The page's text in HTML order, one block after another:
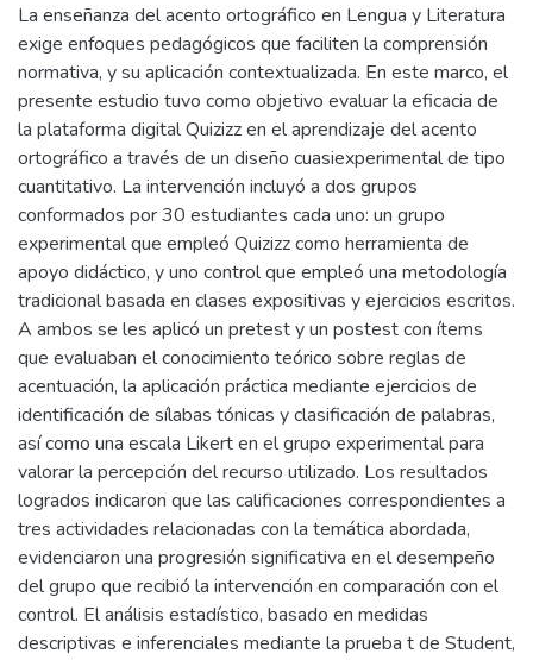
La enseñanza del acento ortográfico en Lengua y Literatura
exige enfoques pedagógicos que faciliten la comprensión
normativa, y su aplicación contextualizada. En este marco, el
presente estudio tuvo como objetivo evaluar la eficacia de
la plataforma digital Quizizz en el aprendizaje del acento
ortográfico a través de un diseño cuasiexperimental de tipo
cuantitativo. La intervención incluyó a dos grupos
conformados por 30 estudiantes cada uno: un grupo
experimental que empleó Quizizz como herramienta de
apoyo didáctico, y uno control que empleó una metodología
tradicional basada en clases expositivas y ejercicios escritos.
A ambos se les aplicó un pretest y un postest con ítems
que evaluaban el conocimiento teórico sobre reglas de
acentuación, la aplicación práctica mediante ejercicios de
identificación de sílabas tónicas y clasificación de palabras,
así como una escala Likert en el grupo experimental para
valorar la percepción del recurso utilizado. Los resultados
logrados indicaron que las calificaciones correspondientes a
tres actividades relacionadas con la temática abordada,
evidenciaron una progresión significativa en el desempeño
del grupo que recibió la intervención en comparación con el
control. El análisis estadístico, basado en medidas
descriptivas e inferenciales mediante la prueba t de Student,